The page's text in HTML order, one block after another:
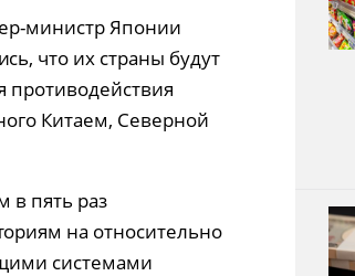
министр Японии
что их страны будут
противодействия
Китаем, Северной
в пять раз
на относительно
системами